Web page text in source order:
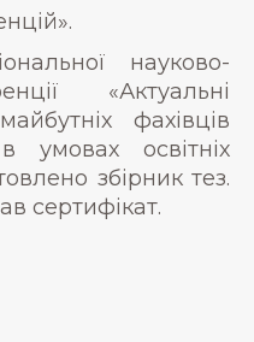
науково-
«Актуальні
фахівців
умовах освітніх
збірник тез.
сертифікат.